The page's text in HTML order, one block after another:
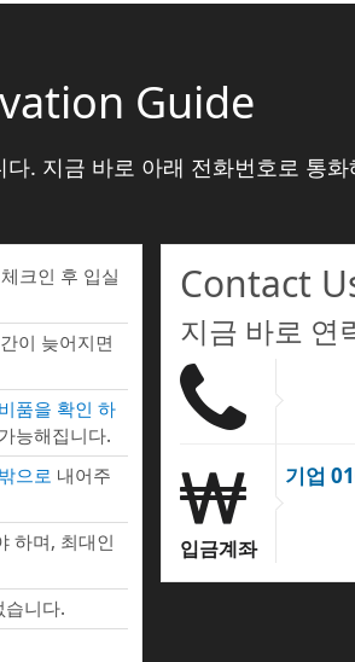
Guide
. 지금 바로 아래 전화번호로 통
크인 후 입실
이 늦어지면
품을 확인 하
능해집니다.
으로 내어주
하며, 최대인
니다.
Contact
지금 바로 연
입금계좌
기업